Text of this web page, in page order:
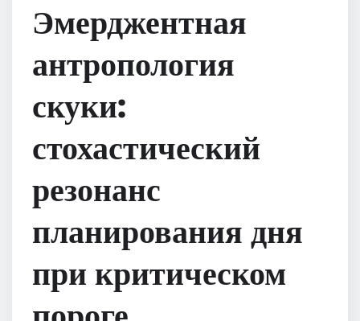
Эмерджентная
антропология
скуки:
стохастический
резонанс
планирования дня
при критическом